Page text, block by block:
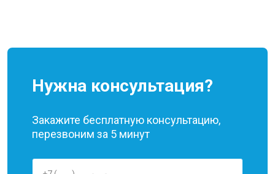
Нужна консультация?
Закажите бесплатную консультацию,
перезвоним за 5 минут